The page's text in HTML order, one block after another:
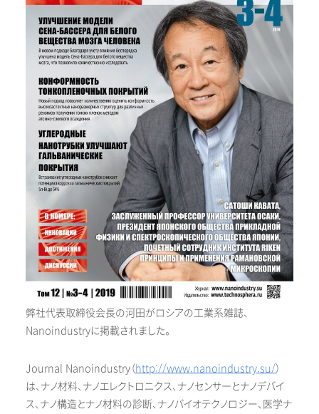
弊社代表取締役会長の河田がロシアの工業系雑誌、
Nanoindustryに掲載されました。
Journal Nanoindustry（http://www.nanoindustry.su/）
は、ナノ材料、ナノエレクトロニクス、ナノセンサーとナノデバイ
ス、ナノ構造とナノ材料の診断、ナノバイオテクノロジー、医学ナ